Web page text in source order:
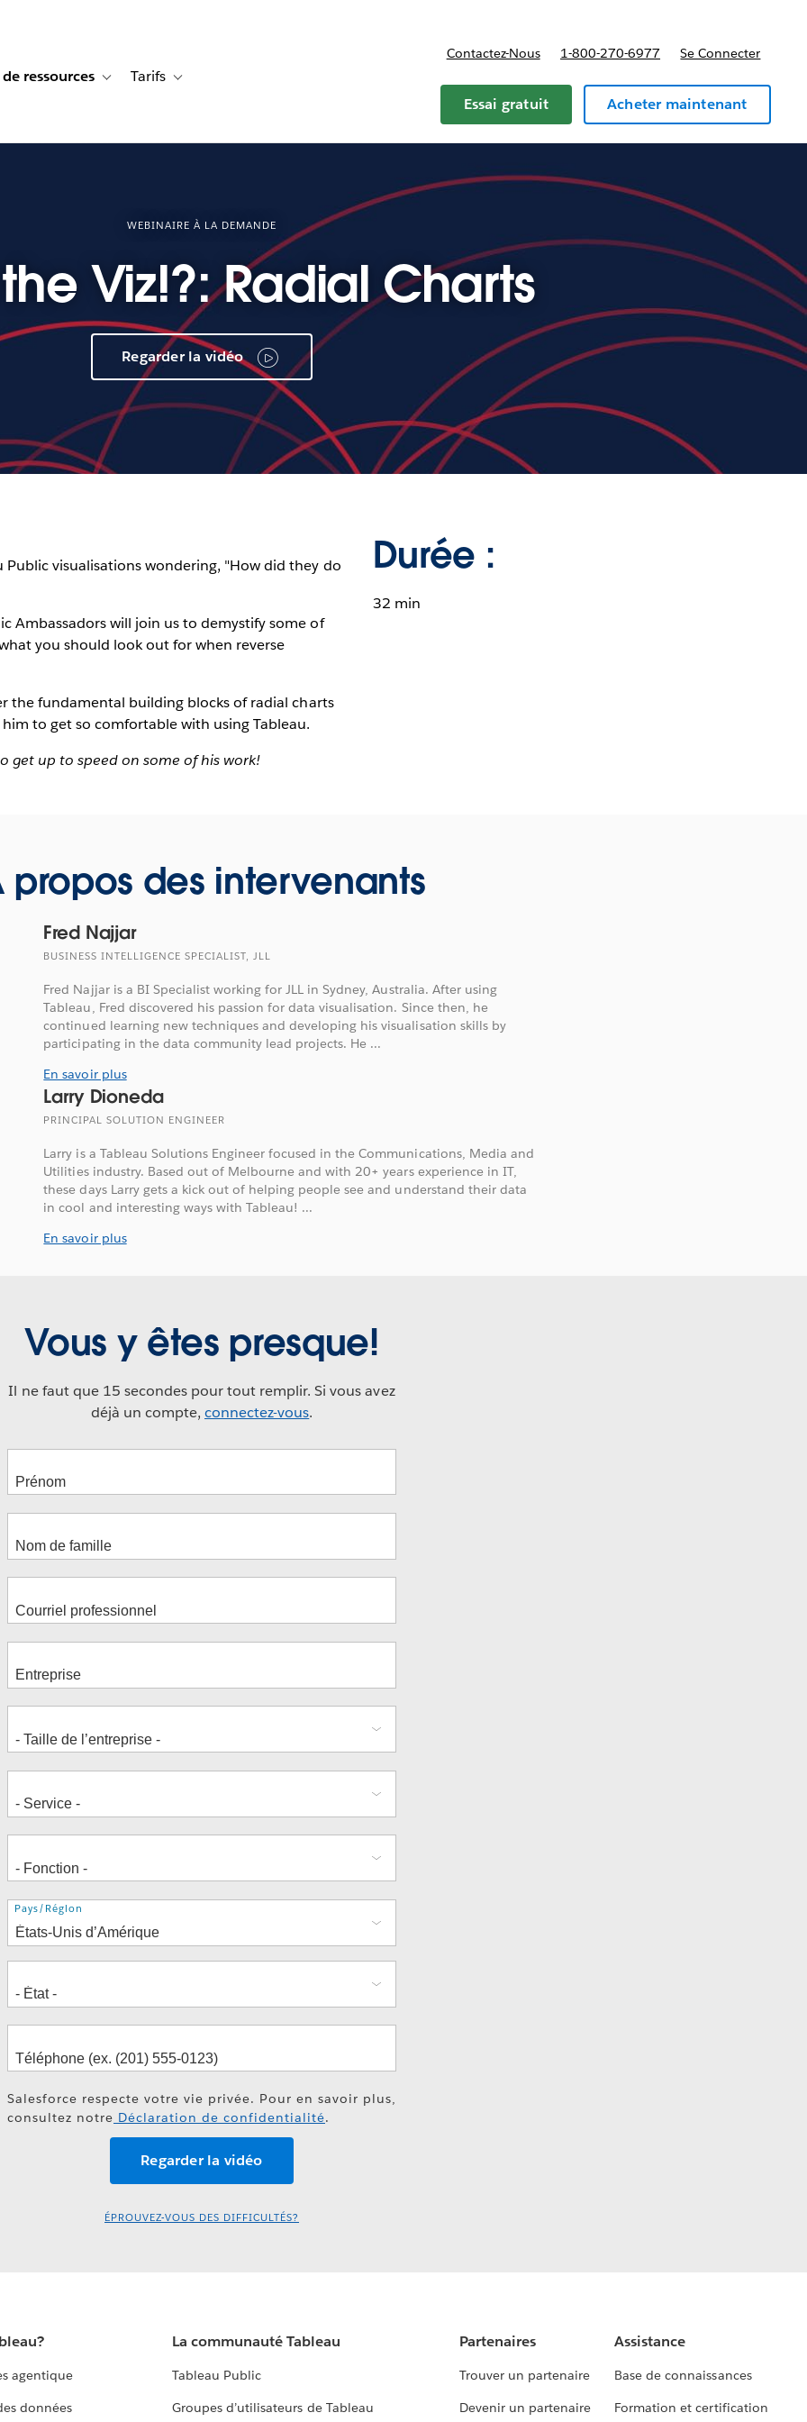
de cas for Solutions
ressources Toggle sub-navigation for Centre de ressources
Tarifs Toggle sub-navigation for Tarifs
Contactez-Nous 1-800-270-6977 Se Connecter
Essai gratuit Acheter maintenant
WEBINAIRE À LA DEMANDE
Viz!?: Radial Charts
Regarder la vidéo
visualisations wondering, "How did they do
Ambassadors will join us to demystify some of
you should look out for when reverse
the fundamental building blocks of radial charts
to get so comfortable with using Tableau.
get up to speed on some of his work!
Durée :
32 min
propos des intervenants
Fred Najjar
BUSINESS INTELLIGENCE SPECIALIST, JLL
Fred Najjar is a BI Specialist working for JLL in Sydney, Australia. After using
Tableau, Fred discovered his passion for data visualisation. Since then, he
continued learning new techniques and developing his visualisation skills by
participating in the data community lead projects. He ...
En savoir plus
Larry Dioneda
PRINCIPAL SOLUTION ENGINEER
Larry is a Tableau Solutions Engineer focused in the Communications, Media and
Utilities industry. Based out of Melbourne and with 20+ years experience in IT,
these days Larry gets a kick out of helping people see and understand their data
in cool and interesting ways with Tableau! ...
En savoir plus
Vous y êtes presque!
Il ne faut que 15 secondes pour tout remplir. Si vous avez
déjà un compte, connectez-vous.
Adresse
Pays/Région
Salesforce respecte votre vie privée. Pour en savoir plus,
consultez notre Déclaration de confidentialité.
ÉPROUVEZ-VOUS DES DIFFICULTÉS?
agentique
données
La communauté Tableau
Tableau Public
Groupes d’utilisateurs de Tableau
Partenaires
Trouver un partenaire
Devenir un partenaire
Assistance
Base de connaissances
Formation et certification